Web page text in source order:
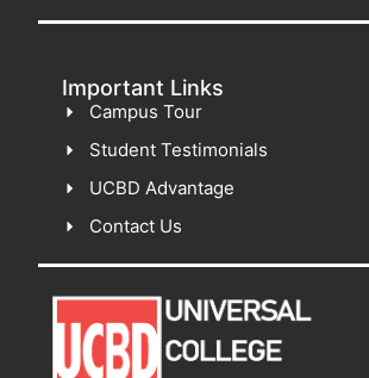
Important Links
Campus Tour
Student Testimonials
UCBD Advantage
Contact Us